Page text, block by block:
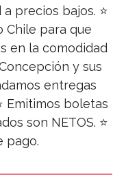
precios bajos. ⭐
Chile para que
en la comodidad
y sus
entregas
Emitimos boletas
son NETOS. ⭐
pago.